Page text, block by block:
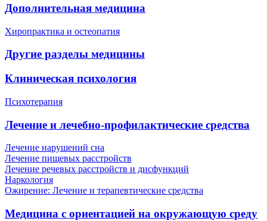
Дополнительная медицина
Хиропрактика и остеопатия
Другие разделы медицины
Клиническая психология
Психотерапия
Лечение и лечебно-профилактические средства
Лечение нарушений сна
Лечение пищевых расстройств
Лечение речевых расстройств и дисфункций
Наркология
Ожирение: Лечение и терапевтические средства
Медицина с ориентацией на окружающую среду